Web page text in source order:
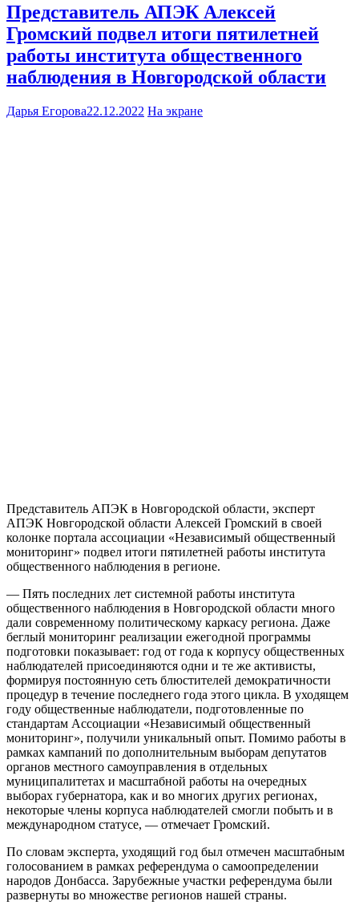
Представитель АПЭК Алексей
Громский подвел итоги пятилетней
работы института общественного
наблюдения в Новгородской области
Дарья Егорова22.12.2022 На экране
Представитель АПЭК в Новгородской области, эксперт
АПЭК Новгородской области Алексей Громский в своей
колонке портала ассоциации «Независимый общественный
мониторинг» подвел итоги пятилетней работы института
общественного наблюдения в регионе.
— Пять последних лет системной работы института
общественного наблюдения в Новгородской области много
дали современному политическому каркасу региона. Даже
беглый мониторинг реализации ежегодной программы
подготовки показывает: год от года к корпусу общественных
наблюдателей присоединяются одни и те же активисты,
формируя постоянную сеть блюстителей демократичности
процедур в течение последнего года этого цикла. В уходящем
году общественные наблюдатели, подготовленные по
стандартам Ассоциации «Независимый общественный
мониторинг», получили уникальный опыт. Помимо работы в
рамках кампаний по дополнительным выборам депутатов
органов местного самоуправления в отдельных
муниципалитетах и масштабной работы на очередных
выборах губернатора, как и во многих других регионах,
некоторые члены корпуса наблюдателей смогли побыть и в
международном статусе, — отмечает Громский.
По словам эксперта, уходящий год был отмечен масштабным
голосованием в рамках референдума о самоопределении
народов Донбасса. Зарубежные участки референдума были
развернуты во множестве регионов нашей страны.